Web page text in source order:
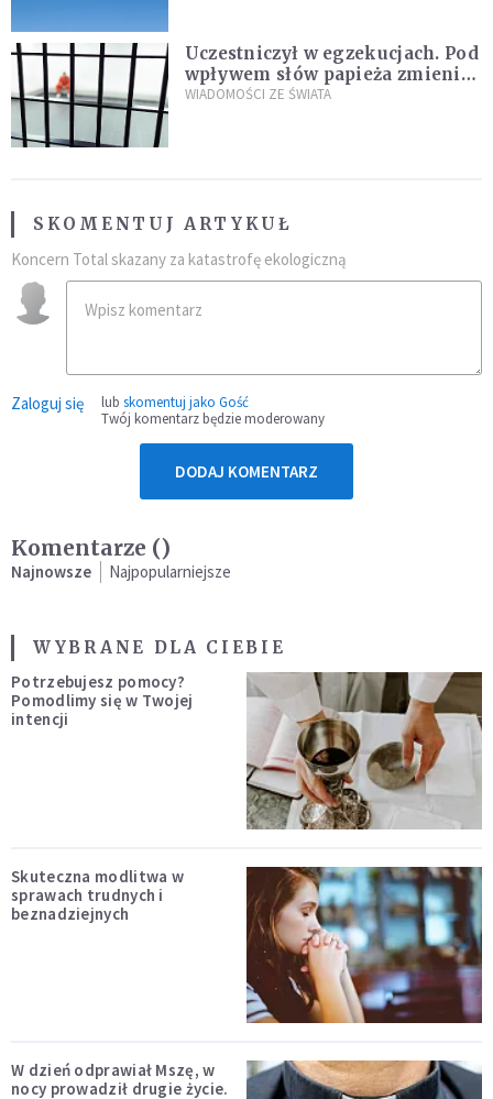
Uczestniczył w egzekucjach. Pod
wpływem słów papieża zmienił
zdanie
WIADOMOŚCI ZE ŚWIATA
SKOMENTUJ ARTYKUŁ
Koncern Total skazany za katastrofę ekologiczną
Zaloguj się lub skomentuj jako Gość
Twój komentarz będzie moderowany
DODAJ KOMENTARZ
Komentarze ()
Najnowsze Najpopularniejsze
WYBRANE DLA CIEBIE
Potrzebujesz pomocy?
Pomodlimy się w Twojej
intencji
Skuteczna modlitwa w
sprawach trudnych i
beznadziejnych
W dzień odprawiał Mszę, w
nocy prowadził drugie życie.